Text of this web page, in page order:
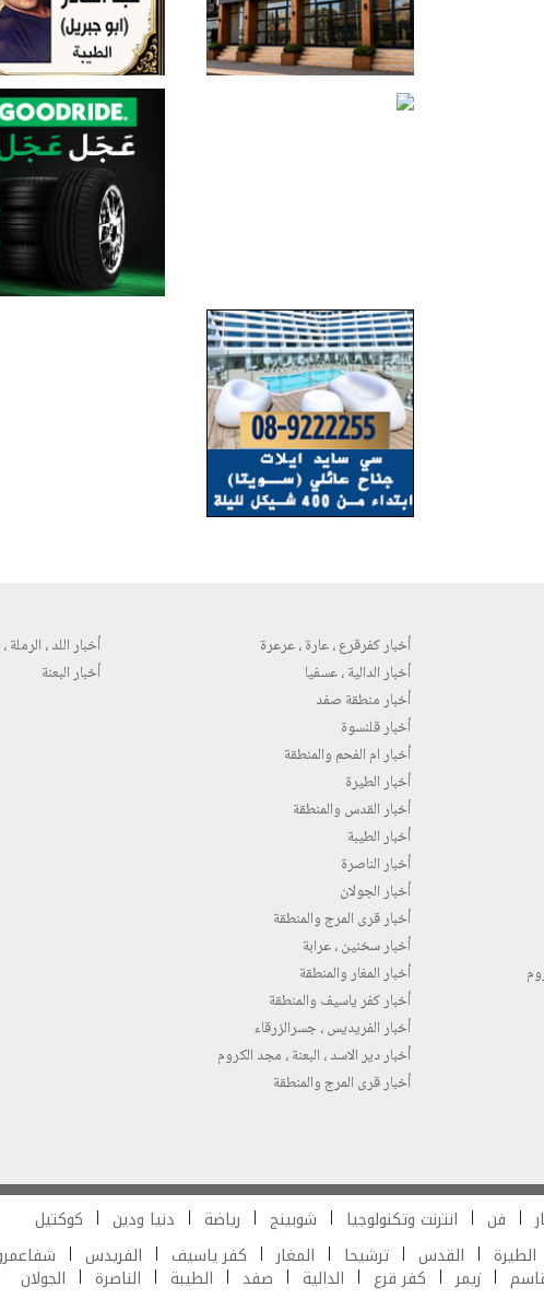
أخبار كفرقرع ، عارة ، عرعرة
أخبار الدالية ، عسفيا
أخبار منطقة صفد
أخبار قلنسوة
أخبار ام الفحم والمنطقة
أخبار الطيرة
أخبار القدس والمنطقة
أخبار الطيبة
أخبار الناصرة
أخبار الجولان
أخبار قرى المرج والمنطقة
أخبار سخنين ، عرابة
أخبار المغار والمنطقة
أخبار كفر ياسيف والمنطقة
أخبار الفريديس ، جسرالزرقاء
أخبار دير الاسد ، البعنة ، مجد الكروم
أخبار قرى المرج والمنطقة
أخبار اللد ، الرملة ،
أخبار البعنة
فن انترنت وتكنولوجيا شوبينج رياضة دنيا ودين
كوكتيل
الطيرة القدس ترشيحا المغار كفر ياسيف الفريدس
زيمر كفر قرع الدالية صفد الطيبة الناصرة الجولان